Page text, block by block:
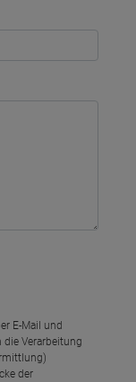
E-Mail und
Verarbeitung
der